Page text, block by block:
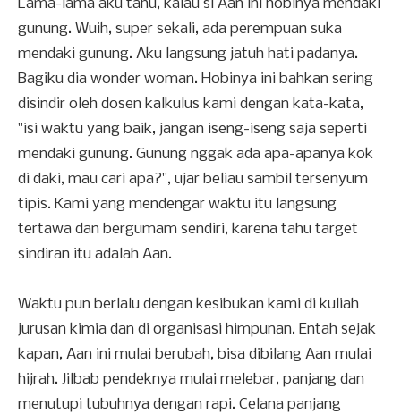
Lama-lama aku tahu, kalau si Aan ini hobinya mendaki
gunung. Wuih, super sekali, ada perempuan suka
mendaki gunung. Aku langsung jatuh hati padanya.
Bagiku dia wonder woman. Hobinya ini bahkan sering
disindir oleh dosen kalkulus kami dengan kata-kata,
"isi waktu yang baik, jangan iseng-iseng saja seperti
mendaki gunung. Gunung nggak ada apa-apanya kok
di daki, mau cari apa?", ujar beliau sambil tersenyum
tipis. Kami yang mendengar waktu itu langsung
tertawa dan bergumam sendiri, karena tahu target
sindiran itu adalah Aan.
Waktu pun berlalu dengan kesibukan kami di kuliah
jurusan kimia dan di organisasi himpunan. Entah sejak
kapan, Aan ini mulai berubah, bisa dibilang Aan mulai
hijrah. Jilbab pendeknya mulai melebar, panjang dan
menutupi tubuhnya dengan rapi. Celana panjang